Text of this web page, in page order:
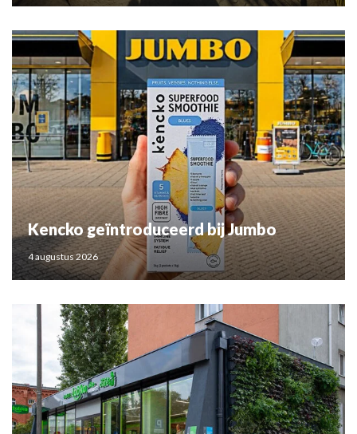
Kencko geïntroduceerd bij Jumbo
4 augustus 2026